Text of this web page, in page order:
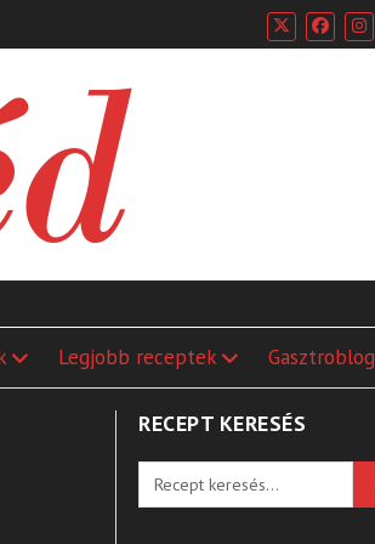
Legjobb receptek Gasztroblog
RECEPT KERESÉS